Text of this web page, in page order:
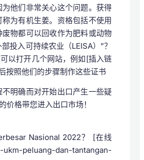
他们非常关心这个问题。获得
为有机生姜。资格包括不使用
物都可以回收作为肥料或动物
投入可持续农业（LEISA）”？
以打开几个网站，例如[插入链
照他们的步骤制作这些证书
明确而对开始出口产生一些疑
格带您进入出口市场！
Nasional 2022？ [在线
peluang-dan-tantangan-